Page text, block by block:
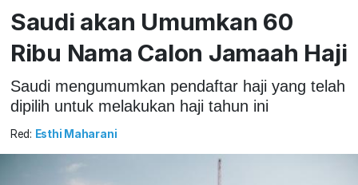
Saudi akan Umumkan 60
Ribu Nama Calon Jamaah Haji
Saudi mengumumkan pendaftar haji yang telah
dipilih untuk melakukan haji tahun ini
Red: Esthi Maharani